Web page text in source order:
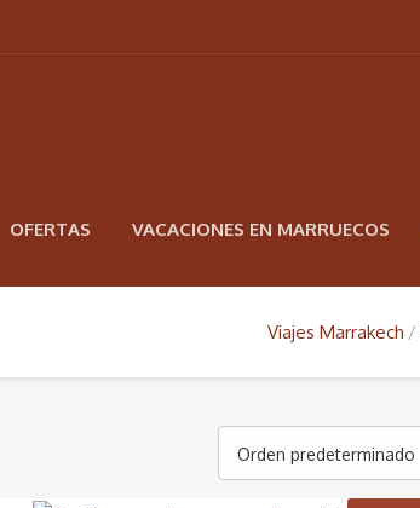
OFERTAS VACACIONES EN MARRUECOS
Viajes Marrakech
Orden predeterminado